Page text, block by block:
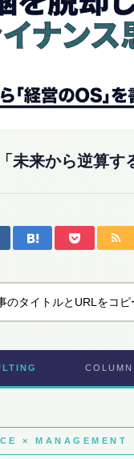
未来から逆算す
のタイトルとURLをコピ
× MANAGEMENT